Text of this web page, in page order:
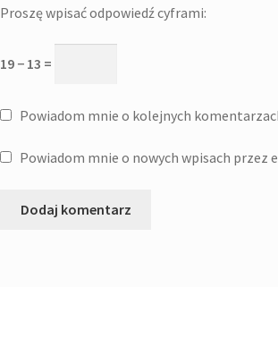
Proszę wpisać odpowiedź cyframi:
19 − 13 =
Powiadom mnie o kolejnych
Powiadom mnie o nowych wpisach przez